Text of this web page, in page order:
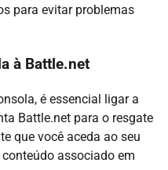
para evitar problemas
à Battle.net
é essencial ligar a
Battle.net para o resgate
que você aceda ao seu
associado em